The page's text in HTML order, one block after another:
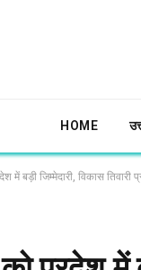
HOME
में बड़ी जिम्मेदारी, विकास